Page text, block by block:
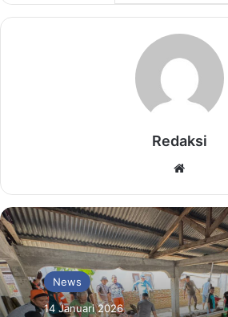
Redaksi
News
14 Januari 2026